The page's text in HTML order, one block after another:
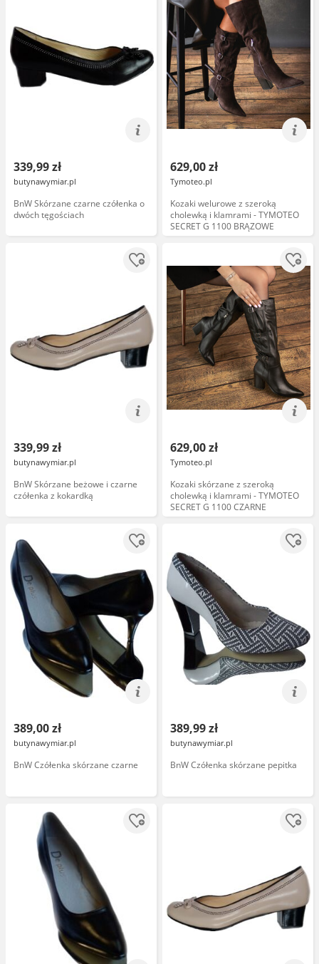
339,99 zł
butynawymiar.pl
BnW Skórzane czarne czółenka o
dwóch tęgościach
629,00 zł
Tymoteo.pl
Kozaki welurowe z szeroką
cholewką i klamrami - TYMOTEO
SECRET G 1100 BRĄZOWE
339,99 zł
butynawymiar.pl
BnW Skórzane beżowe i czarne
czółenka z kokardką
629,00 zł
Tymoteo.pl
Kozaki skórzane z szeroką
cholewką i klamrami - TYMOTEO
SECRET G 1100 CZARNE
389,00 zł
butynawymiar.pl
BnW Czółenka skórzane czarne
389,99 zł
butynawymiar.pl
BnW Czółenka skórzane pepitka